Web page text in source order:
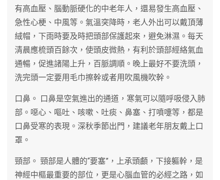
有高血壓、腦動脈硬化的中老年人，還易發生高血壓、
急性心梗、中風等。氣溫突降時，老人外出可以戴頂薄
絨帽，下雨時要及時把頭部保護起來，避免淋濕。每天
清晨應梳頭百餘次，使頭皮微熱，有利於頭部經絡氣血
通暢，促進諸陽上升，百脈調順。晚上最好不要洗頭，
洗完頭一定要用毛巾擦幹或者用吹風機吹幹。
口鼻。 口鼻是空氣進出的通道，寒氣可以隨呼吸侵入肺
部。噁心、嘔吐、咳嗽、吐痰、鼻塞、打噴嚏等，都是
口鼻受寒的表現。深秋季節出門，建議老年朋友戴上口
罩。
頸部。 頸部是人體的“要塞”，上承頭顱，下接軀幹，是
神經中樞最重要的部位，更是心腦血管的必經之路，如